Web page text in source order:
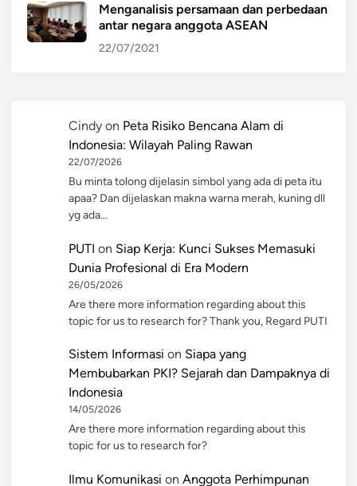
Menganalisis persamaan dan perbedaan
antar negara anggota ASEAN
22/07/2021
Cindy on Peta Risiko Bencana Alam di
Indonesia: Wilayah Paling Rawan
22/07/2026
Bu minta tolong dijelasin simbol yang ada di peta itu
apaa? Dan dijelaskan makna warna merah, kuning dll
yg ada…
PUTI on Siap Kerja: Kunci Sukses Memasuki
Dunia Profesional di Era Modern
26/05/2026
Are there more information regarding about this
topic for us to research for? Thank you, Regard PUTI
Sistem Informasi on Siapa yang
Membubarkan PKI? Sejarah dan Dampaknya di
Indonesia
14/05/2026
Are there more information regarding about this
topic for us to research for?
Ilmu Komunikasi on Anggota Perhimpunan